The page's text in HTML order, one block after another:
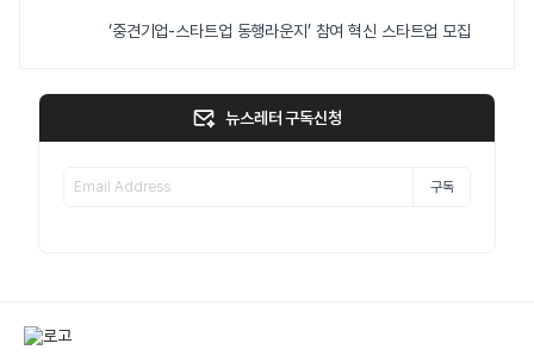
‘중견기업-스타트업 동행라운지’ 참여 혁신 스타트업 모집
뉴스레터 구독신청
구독